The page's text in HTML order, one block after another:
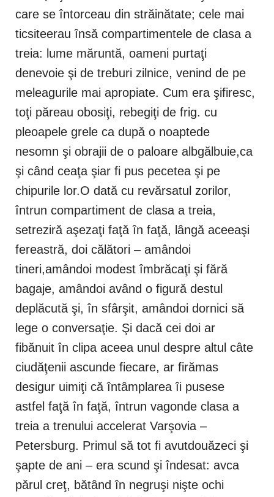
care se întorceau din străinătate; cele mai
ticsiteerau însă compartimentele de clasa a
treia: lume măruntă, oameni purtaţi
denevoie şi de treburi zilnice, venind de pe
meleagurile mai apropiate. Cum era şifiresc,
toţi păreau obosiţi, rebegiţi de frig. cu
pleoapele grele ca după o noaptede
nesomn şi obrajii de o paloare albgălbuie,ca
şi când ceaţa şiar fi pus pecetea şi pe
chipurile lor.O dată cu revărsatul zorilor,
întrun compartiment de clasa a treia,
setreziră aşezaţi faţă în faţă, lângă aceeaşi
fereastră, doi călători – amândoi
tineri,amândoi modest îmbrăcaţi şi fără
bagaje, amândoi având o figură destul
deplăcută şi, în sfârşit, amândoi dornici să
lege o conversaţie. Şi dacă cei doi ar
fibănuit în clipa aceea unul despre altul câte
ciudăţenii ascunde fiecare, ar firămas
desigur uimiţi că întâmplarea îi pusese
astfel faţă în faţă, întrun vagonde clasa a
treia a trenului accelerat Varşovia –
Petersburg. Primul să tot fi avutdouăzeci şi
şapte de ani – era scund şi îndesat: avca
părul creţ, bătând în negruşi nişte ochi